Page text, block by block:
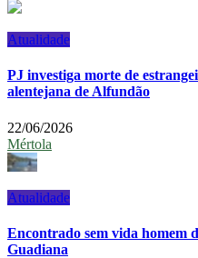
Atualidade
PJ investiga morte de
alentejana de Alfundão
22/06/2026
Mértola
Atualidade
Encontrado sem vida homem
Guadiana